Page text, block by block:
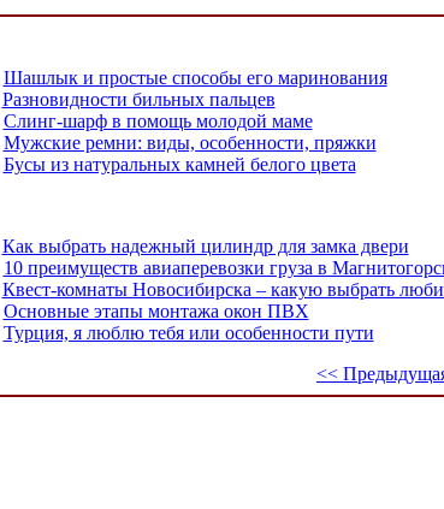
Шашлык и простые способы его маринования
Разновидности бильных пальцев
Слинг-шарф в помощь молодой маме
Мужские ремни: виды, особенности, пряжки
Бусы из натуральных камней белого цвета
Как выбрать надежный цилиндр для замка двери
10 преимуществ авиаперевозки груза в
Квест-комнаты Новосибирска – какую выбрать
Основные этапы монтажа окон ПВХ
Турция, я люблю тебя или особенности пути
<<